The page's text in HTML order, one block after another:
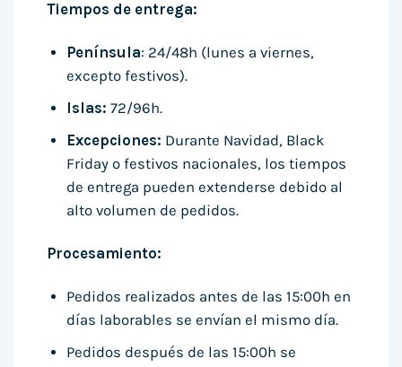
Tiempos de entrega:
Península: 24/48h (lunes a viernes,
excepto festivos).
Islas: 72/96h.
Excepciones: Durante Navidad, Black
Friday o festivos nacionales, los tiempos
de entrega pueden extenderse debido al
alto volumen de pedidos.
Procesamiento:
Pedidos realizados antes de las 15:00h en
días laborables se envían el mismo día.
Pedidos después de las 15:00h se